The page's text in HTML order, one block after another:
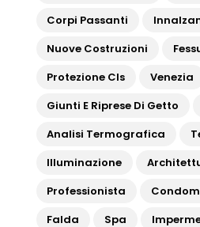
Corpi Passanti
Nuove Costruzioni
Protezione Cls
Venezia
Giunti E Riprese Di Getto
Analisi Termografica
Illuminazione
Professionista
Falda
Spa